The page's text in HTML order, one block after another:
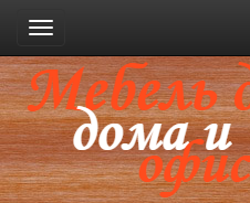
Toggle
navigation